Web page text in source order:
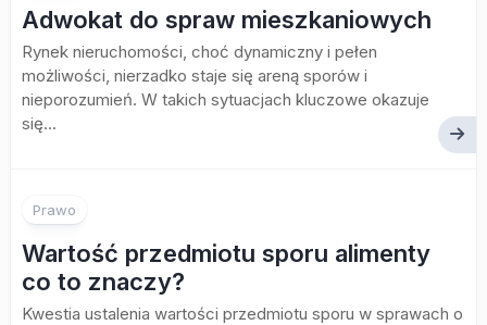
Adwokat do spraw mieszkaniowych
Rynek nieruchomości, choć dynamiczny i pełen
możliwości, nierzadko staje się areną sporów i
nieporozumień. W takich sytuacjach kluczowe okazuje
się...
Prawo
Wartość przedmiotu sporu alimenty
co to znaczy?
Kwestia ustalenia wartości przedmiotu sporu w sprawach o